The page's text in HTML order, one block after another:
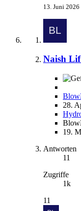
13. Juni
Naish
28.
19.
Antworten
11
Zugriffe
1k
11